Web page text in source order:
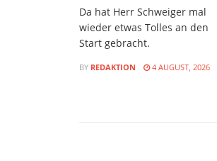
Da hat Herr Schweiger mal
wieder etwas Tolles an den
Start gebracht.
BY REDAKTION 4 AUGUST, 2026